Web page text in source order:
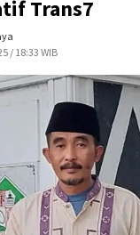
Trans7
/ 18:33 WIB